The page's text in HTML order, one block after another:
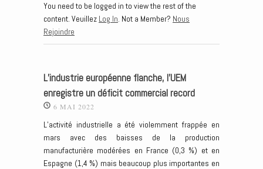
You need to be logged in to view the rest of the
content. Veuillez Log In. Not a Member? Nous
Rejoindre
L’industrie européenne flanche, l’UEM
enregistre un déficit commercial record
6 MAI 2022
L’activité industrielle a été violemment frappée en
mars avec des baisses de la production
manufacturière modérées en France (0,3 %) et en
Espagne (1,4 %) mais beaucoup plus importantes en